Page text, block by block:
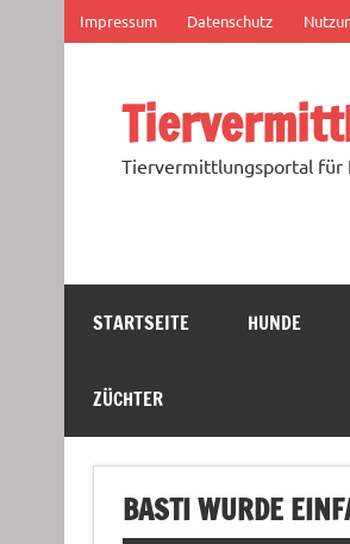
springen
Impressum Datenschutz
Tiervermittlungsportal für
STARTSEITE HUNDE
ZÜCHTER
BASTI WURDE